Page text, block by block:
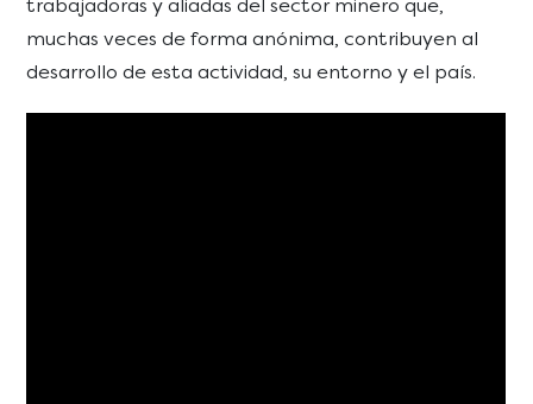
trabajadoras y aliadas del sector minero que,
muchas veces de forma anónima, contribuyen al
desarrollo de esta actividad, su entorno y el país.